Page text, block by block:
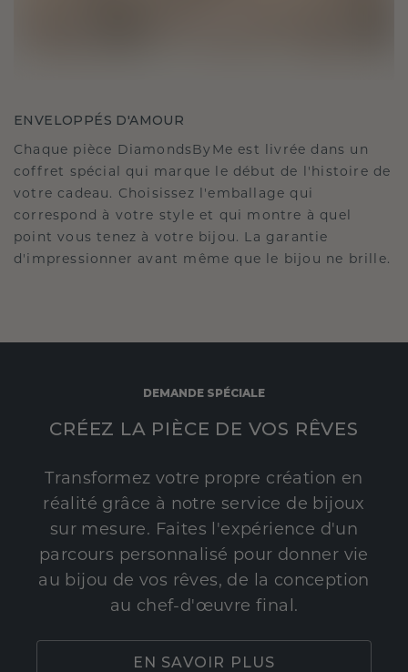
ENVELOPPÉS D'AMOUR
Chaque pièce DiamondsByMe est livrée dans un
coffret spécial qui marque le début de l'histoire de
votre cadeau. Choisissez l'emballage qui
correspond à votre style et qui montre à quel
point vous tenez à votre bijou. La garantie
d'impressionner avant même que le bijou ne brille.
DEMANDE SPÉCIALE
CRÉEZ LA PIÈCE DE VOS RÊVES
Transformez votre propre création en
réalité grâce à notre service de bijoux
sur mesure. Faites l'expérience d'un
parcours personnalisé pour donner vie
au bijou de vos rêves, de la conception
au chef-d'œuvre final.
EN SAVOIR PLUS